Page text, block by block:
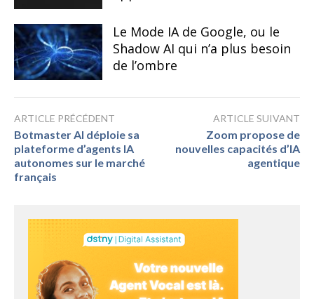
Le Mode IA de Google, ou le
Shadow AI qui n’a plus besoin
de l’ombre
ARTICLE PRÉCÉDENT
Botmaster AI déploie sa
plateforme d’agents IA
autonomes sur le marché
français
ARTICLE SUIVANT
Zoom propose de
nouvelles capacités d’IA
agentique